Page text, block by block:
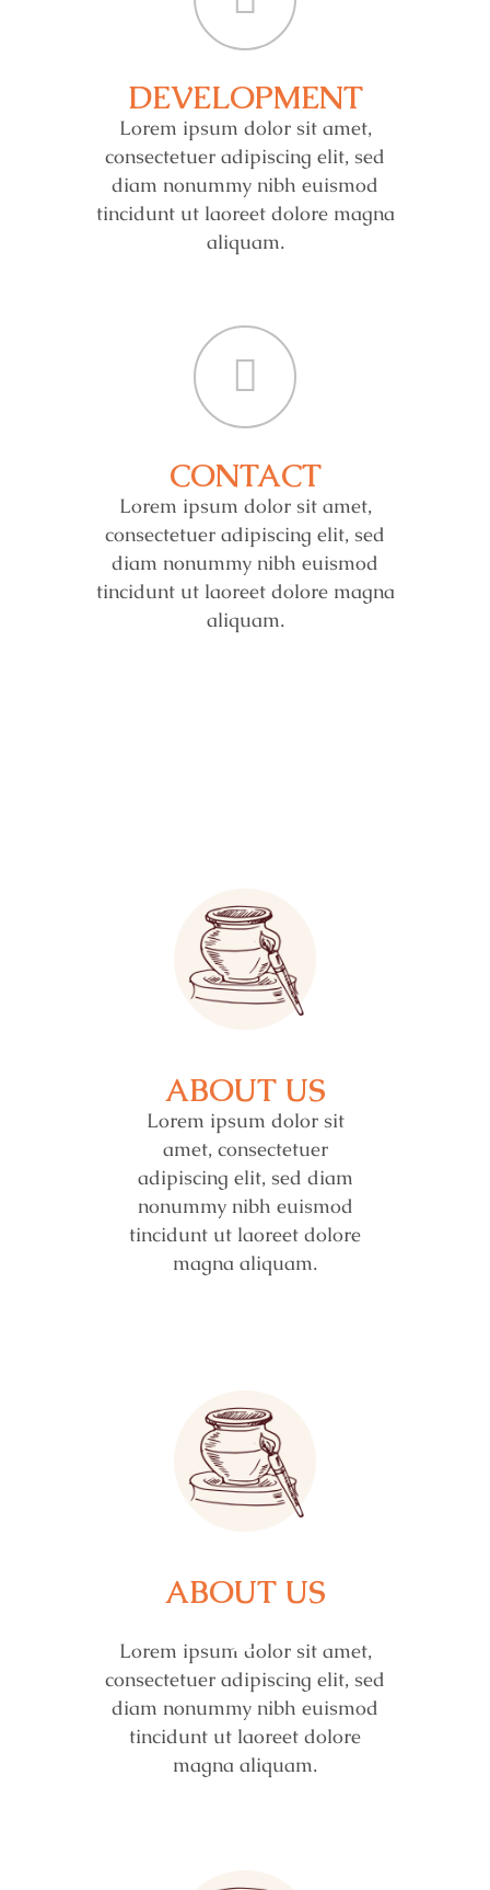
DEVELOPMENT
Lorem ipsum dolor sit amet,
consectetuer adipiscing elit, sed
diam nonummy nibh euismod
tincidunt ut laoreet dolore magna
aliquam.
CONTACT
Lorem ipsum dolor sit amet,
consectetuer adipiscing elit, sed
diam nonummy nibh euismod
tincidunt ut laoreet dolore magna
aliquam.
ABOUT US
Lorem ipsum dolor sit
amet, consectetuer
adipiscing elit, sed diam
nonummy nibh euismod
tincidunt ut laoreet dolore
magna aliquam.
ABOUT US
Lorem ipsum dolor sit amet,
consectetuer adipiscing elit, sed
diam nonummy nibh euismod
tincidunt ut laoreet dolore
magna aliquam.